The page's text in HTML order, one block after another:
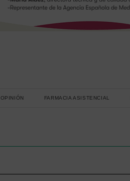
OPINIÓN FARMACIA ASISTENCIAL